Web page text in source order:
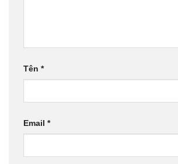
Tên *
Email *